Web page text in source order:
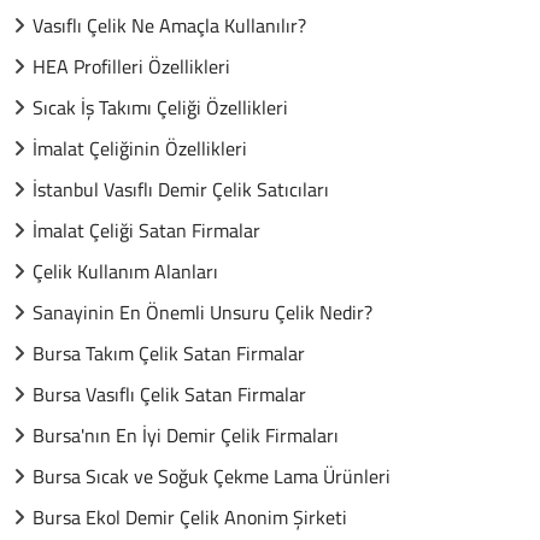
Vasıflı Çelik Ne Amaçla Kullanılır?
HEA Profilleri Özellikleri
Sıcak İş Takımı Çeliği Özellikleri
İmalat Çeliğinin Özellikleri
İstanbul Vasıflı Demir Çelik Satıcıları
İmalat Çeliği Satan Firmalar
Çelik Kullanım Alanları
Sanayinin En Önemli Unsuru Çelik Nedir?
Bursa Takım Çelik Satan Firmalar
Bursa Vasıflı Çelik Satan Firmalar
Bursa'nın En İyi Demir Çelik Firmaları
Bursa Sıcak ve Soğuk Çekme Lama Ürünleri
Bursa Ekol Demir Çelik Anonim Şirketi